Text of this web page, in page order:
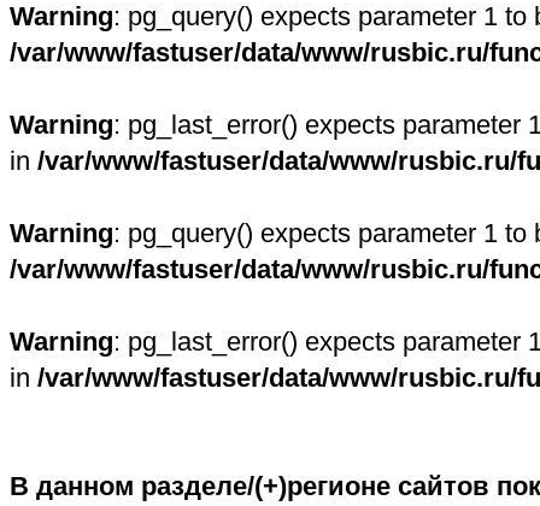
Warning: pg_query() expects parameter 1
/var/www/fastuser/data/www/rusbic.ru/
Warning: pg_last_error() expects parameter
in /var/www/fastuser/data/www/rusbic.ru/
Warning: pg_query() expects parameter 1
/var/www/fastuser/data/www/rusbic.ru/
Warning: pg_last_error() expects parameter
in /var/www/fastuser/data/www/rusbic.ru/
В данном разделе/(+)регионе сайтов